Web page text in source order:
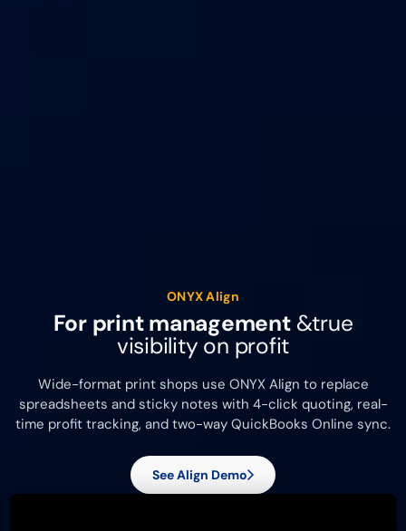
ONYX Align
For print management&true
visibility on profit
Wide-format print shops use ONYX Align to replace
spreadsheets and sticky notes with 4-click quoting, real-
time profit tracking, and two-way QuickBooks Online sync.
See Align Demo